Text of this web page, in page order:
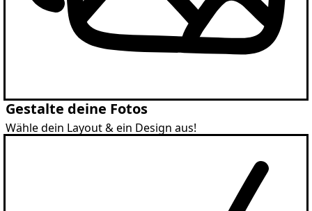
Gestalte deine Fotos
Wähle dein Layout & ein Design aus!